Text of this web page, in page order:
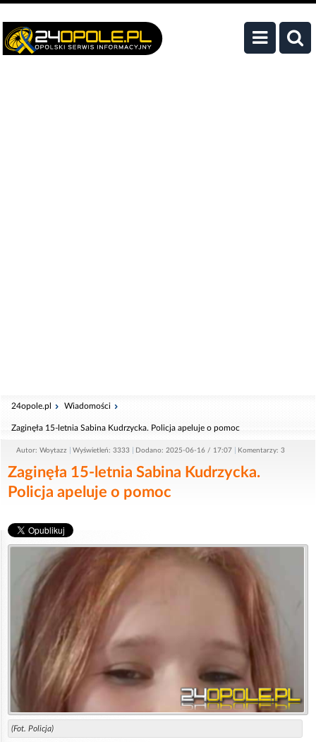
24opole.pl Wiadomości
Zaginęła 15-letnia Sabina Kudrzycka. Policja apeluje o pomoc
Autor: Woytazz Wyświetleń: 3333 Dodano: 2025-06-16 / 17:07 Komentarzy: 3
Zaginęła 15-letnia Sabina Kudrzycka.
Policja apeluje o pomoc
(Fot. Policja)